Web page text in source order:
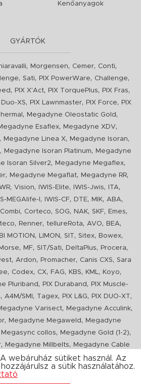
Kenőanyagok
GYÁRTÓK
, Morgensen, Cemer, Conti,
, Sati, PIX PowerWare, Challenge,
, PIX X'Act, PIX TorquePlus, PIX Fras,
Duo-XS, PIX Lawnmaster, PIX Force,
PIX
, Megadyne Oleostatic Gold ,
Esaflex, Megadyne XDV,
, Megadyne Linea X, Megadyne Isoran,
, Megadyne Isoran Platinum,
Megadyne
Isoran Silver2, Megadyne Megaflex,
, Megadyne Megaflat, Megadyne RR,
, Vision, IWIS-Elite, IWIS-Jwis, ITA,
MEGAlife-I , IWIS-CF, DTE, MIK, ABA,
Combi, Corteco, SOG, NAK, SKF, Emes,
, Renner, tellureRota, AVO, BEA,
MOTION , LIMON , SIT, Sitex, Bowex,
, MF, SIT/Sati, DeltaPlus, Procera,
, Ardon, Promacher, Canis CXS, Sara
, Codex, CX, FAG, KBS, KML, Koyo,
Pluriband , PIX Duraband ,
PIX Muscle-
, A4M/SMI , Tagex, PIX L&G, PIX DUO-XT,
Varisect, Megadyne Acculink,
, Megadyne Megaweld ,
Megadyne
collos, Megadyne Gold (1-2),
, Megadyne Millbelts,
Megadyne Cable
Pull Down, Optibelt VB,Mitsuboshi
Megarib ,PIX HARVESTER,Urgent
webáruház sütiket használ. Az
a sütik használatához.